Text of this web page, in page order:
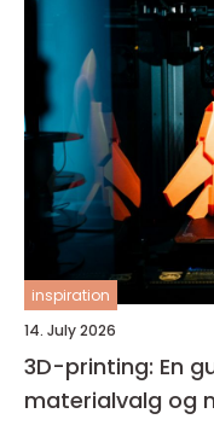
inspiration
14. July 2026
3D-printing: En
materialvalg og